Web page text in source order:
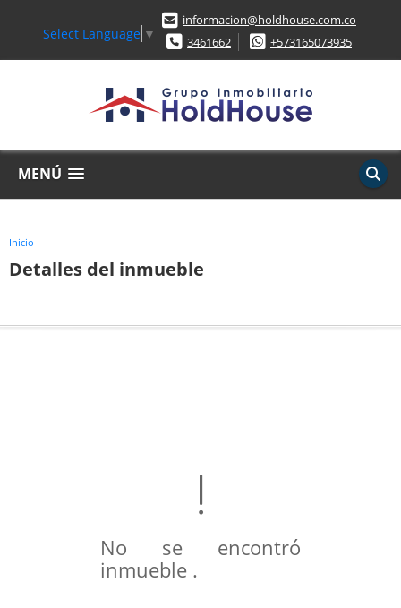
Select Language ▼
informacion@holdhouse.com.co
3461662
+573165073935
MENÚ
Inicio
Detalles del inmueble
No se encontró
inmueble .